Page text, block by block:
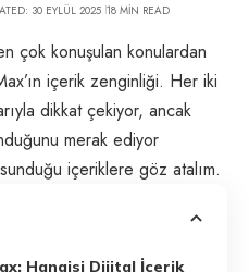
30 EYLÜL 2025 18 MIN READ
çok konuşulan konulardan
içerik zenginliği. Her iki
dikkat çekiyor, ancak
merak ediyor
içeriklere göz atalım.
Hangisi Dijital İçerik